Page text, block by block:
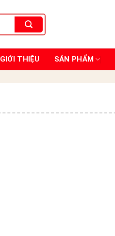
GIỚI THIỆU SẢN PHẨM